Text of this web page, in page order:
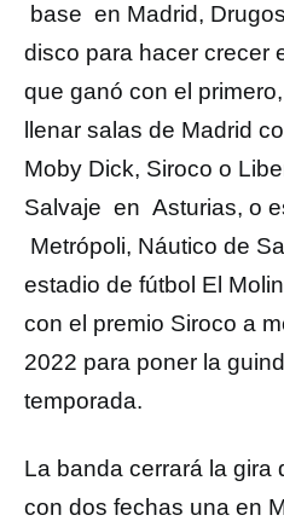
base en Madrid,
disco para hacer crecer
que ganó con el primero,
llenar salas de Madrid
Moby Dick, Siroco o
Salvaje en Asturias, o
Metrópoli, Náutico de
estadio de fútbol El
con el premio Siroco a
2022 para poner la
temporada.
La banda cerrará la gira
con dos fechas una en